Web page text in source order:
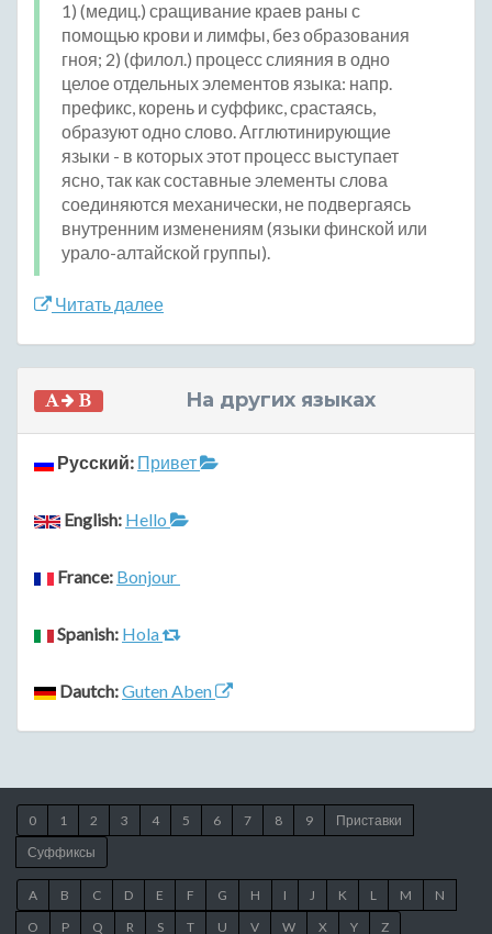
1) (медиц.) сращивание краев раны с
помощью крови и лимфы, без образования
гноя; 2) (филол.) процесс слияния в одно
целое отдельных элементов языка: напр.
префикс, корень и суффикс, срастаясь,
образуют одно слово. Агглютинирующие
языки - в которых этот процесс выступает
ясно, так как составные элементы слова
соединяются механически, не подвергаясь
внутренним изменениям (языки финской или
урало-алтайской группы).
Читать далее
На других языках
Русский: Привет
English: Hello
France: Bonjour
Spanish: Hola
Dautch:Guten Aben
0 1 2 3 4 5 6 7 8 9
Приставки
Суффиксы
A B C D E F G H I J K L M
N
O
P Q R S T U V W X Y Z